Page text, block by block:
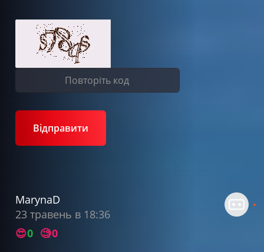
Відправити
MarynaD
23 травень в 18:36
😍0 🧐0